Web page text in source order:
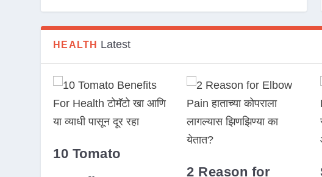
HEALTH Latest
10 Tomato
2 Reason for